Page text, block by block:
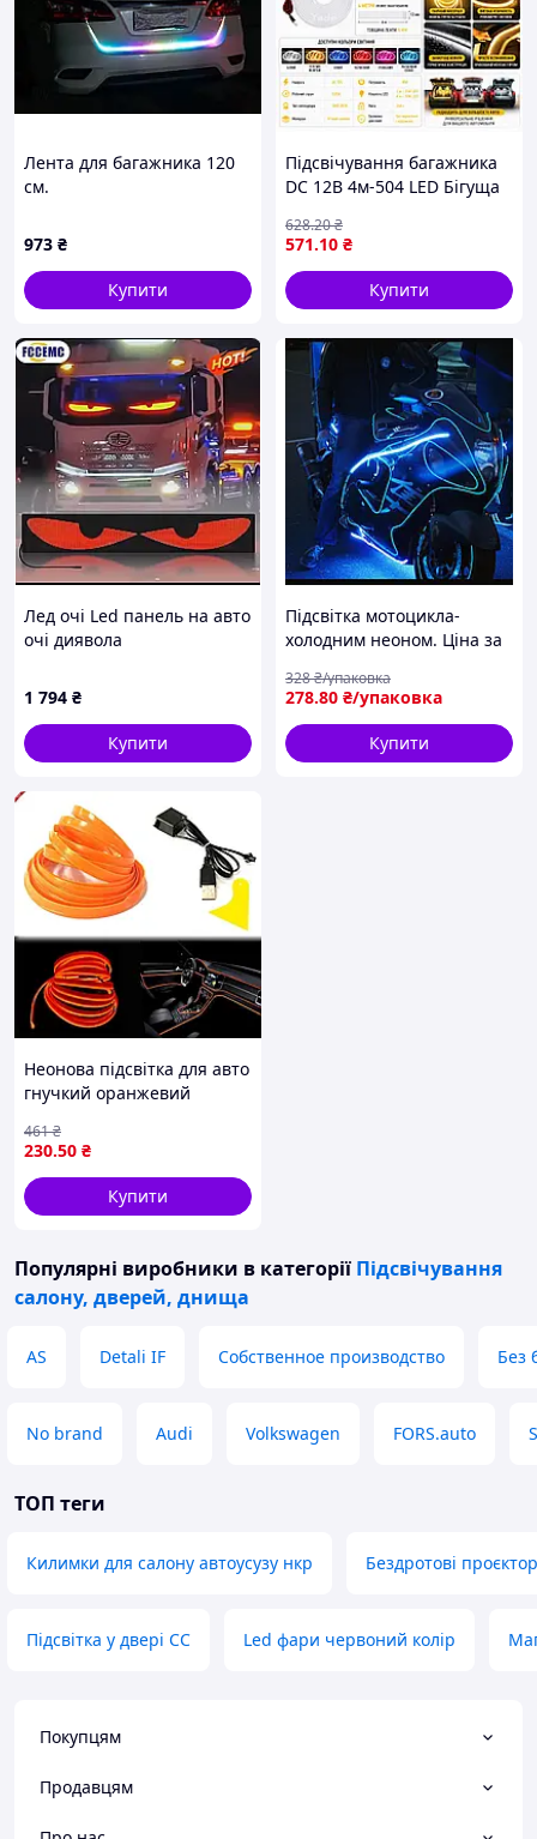
Лента для багажника 120
см.
973 ₴
Купити
Підсвічування багажника
DC 12В 4м-504 LED Бігуща
571.10 ₴
628.20₴
Купити
Лед очі Led панель на авто
очі диявола
1 794 ₴
Купити
Підсвітка мотоцикла-
холодним неоном. Ціна за
наявності 10 кольорів
нео.ну.
278.80 ₴/упаковка
328₴/упаковка
Купити
Неонова підсвітка для авто
гнучкий оранжевий
атмосфери в салоні USB 3
метри
230.50 ₴
461₴
Купити
Популярні виробники в категорії Підсвічування
салону, дверей, днища
AS Detali IF Собственное производство Без
No brand Audi Volkswagen FORS.auto
ТОП теги
Килимки для салону автоусузу нкр Бездротові
Підсвітка у двері CC Led фари червоний колір
Покупцям
Продавцям